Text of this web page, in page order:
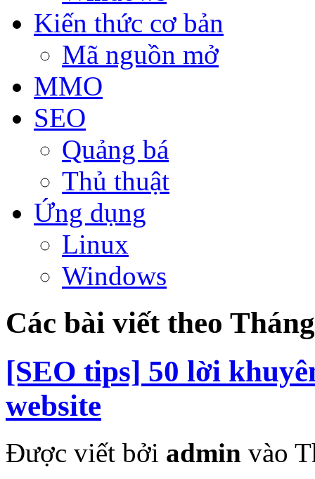
Kiến thức cơ bản
Mã nguồn mở
MMO
SEO
Quảng bá
Thủ thuật
Ứng dụng
Linux
Windows
Các bài viết theo
[SEO tips] 50 lời
website
Được viết bởi admin vào